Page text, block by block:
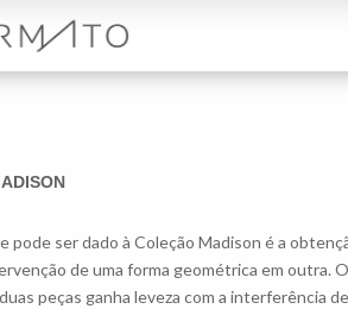
pode ser dado à Coleção Madison é a
de uma forma geométrica em outra.
peças ganha leveza com a interferência